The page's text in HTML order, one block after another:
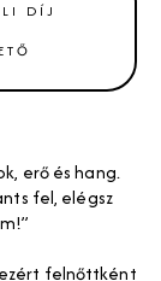
DÍJ
erő és hang.
fel, elégsz
felnőttként